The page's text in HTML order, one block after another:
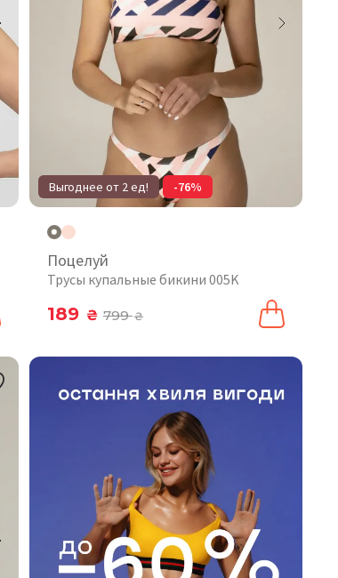
Выгоднее от 2 ед! -76%
Поцелуй
Трусы купальные бикини 005K
189 ₴ 799₴